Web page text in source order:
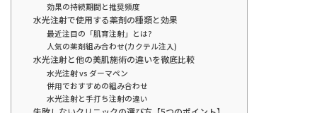
効果の持続期間と推奨頻度
水光注射で使用する薬剤の種類と効果
最近注目の「肌育注射」とは?
人気の薬剤組み合わせ(カクテル注入)
水光注射と他の美肌施術の違いを徹底比較
水光注射 vs ダーマペン
併用でおすすめの組み合わせ
水光注射と手打ち注射の違い